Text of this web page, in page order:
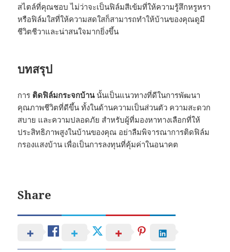
สไตล์ที่คุณชอบ ไม่ว่าจะเป็นฟิล์มสีเข้มที่ให้ความรู้สึกหรูหรา
หรือฟิล์มใสที่ให้ความสดใสก็สามารถทำให้บ้านของคุณดูมี
ชีวิตชีวาและน่าสนใจมากยิ่งขึ้น
บทสรุป
การ ติดฟิล์มกระจกบ้านนั้นเป็นแนวทางที่ดีในการพัฒนา
คุณภาพชีวิตที่ดีขึ้น ทั้งในด้านความเป็นส่วนตัว ความสะดวก
สบาย และความปลอดภัย สำหรับผู้ที่มองหาทางเลือกที่ให้
ประสิทธิภาพสูงในบ้านของคุณ อย่าลืมพิจารณาการติดฟิล์ม
กรองแสงบ้าน เพื่อเป็นการลงทุนที่คุ้มค่าในอนาคต
Share